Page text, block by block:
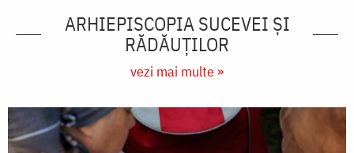
ARHIEPISCOPIA SUCEVEI ŞI
RĂDĂUŢILOR
vezi mai multe »